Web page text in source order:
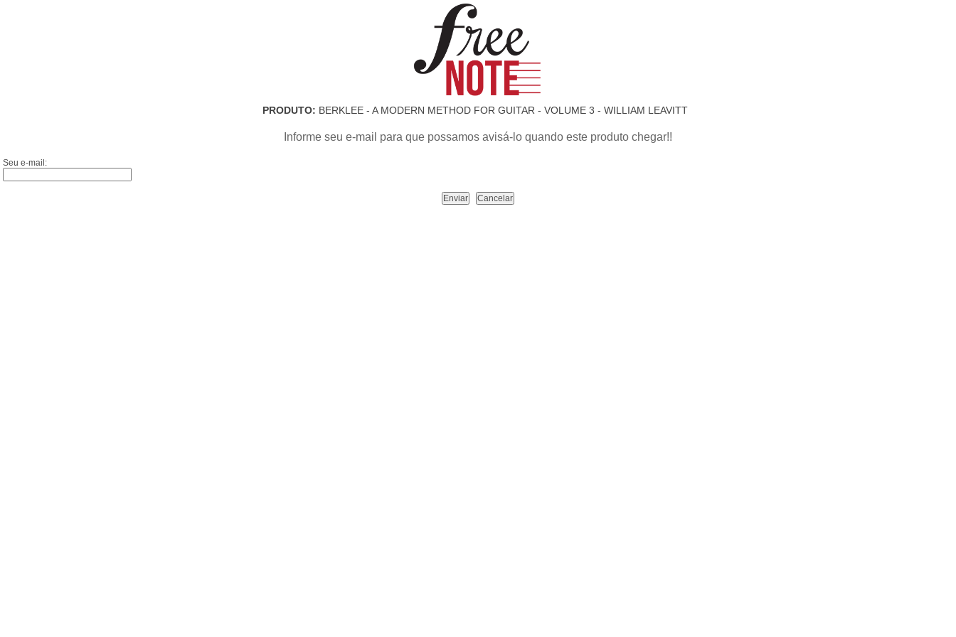
PRODUTO: BERKLEE - A MODERN METHOD FOR GUITAR - VOLUME 3 - WILLIAM LEAVITT
Informe seu e-mail para que possamos avisá-lo quando este produto chegar!!
Seu e-mail: